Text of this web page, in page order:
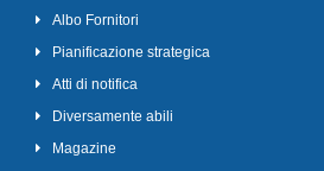
Albo Fornitori
Pianificazione strategica
Atti di notifica
Diversamente abili
Magazine